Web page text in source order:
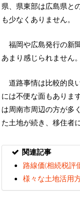
県、県東部は広島県と
も少なくありません。
福岡や広島発行の新
あまり感じられません。
道路事情は比較的良
には不便な面もありま
は周南市周辺の方が多
た土地が続き、移住者
関連記事
路線価(相続税評
様々な土地活用